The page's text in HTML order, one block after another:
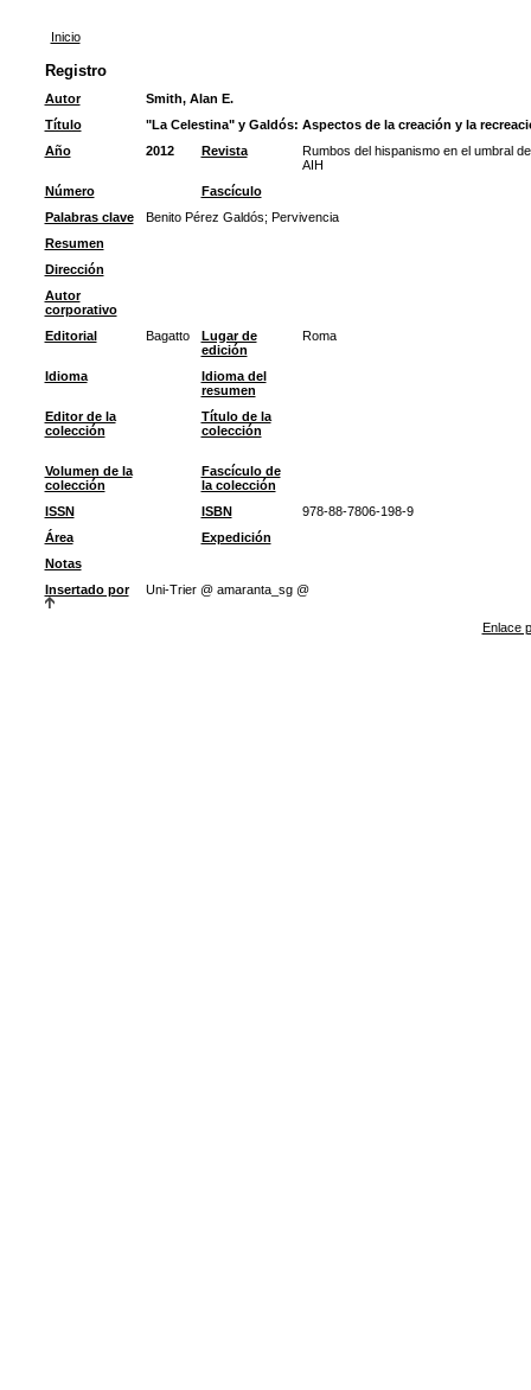
Inicio
Registro
Autor
Smith, Alan E.
Título
"La Celestina" y Galdós: Aspectos de la creación y la
Año
2012 Revista
Rumbos del hispanismo en el umbral
AIH
Número
Fascículo
Palabras clave
Benito Pérez Galdós; Pervivencia
Resumen
Dirección
Autor
corporativo
Editorial
Bagatto
Lugar de
edición
Roma
Idioma
Idioma del
resumen
Editor de la
colección
Título de la
colección
Volumen de la
colección
Fascículo de
la colección
ISSN
ISBN
978-88-7806-198-9
Área
Expedición
Notas
Insertado por
Uni-Trier @ amaranta_sg @
Enlace